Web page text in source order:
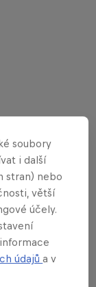
soubory
i další
stran) nebo
větší
účely.
údajůa v